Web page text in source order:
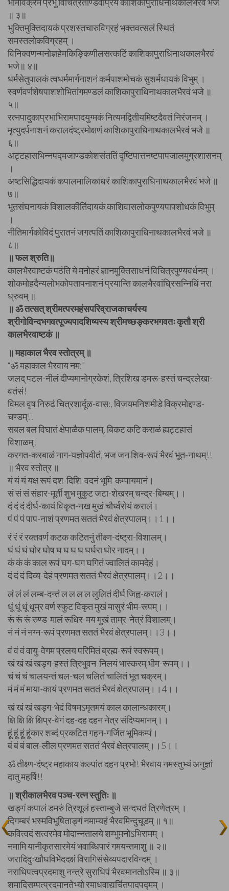
॥ ३॥
भुक्तिमुक्तिदायकं प्रशस्तचारुविग्रहं भक्तवत्सलं स्थितं
समस्तलोकविग्रहम् ।
विनिक्वणन्मनोज्ञहेमकिङ्किणीलसत्कटिं काशिकापुराधिनाथकालभैरवं
भजे॥ ४॥
धर्मसेतुपालकं त्वधर्ममार्गनाशनं कर्मपाशमोचकं सुशर्मधायकं विभुम् ।
स्वर्णवर्णशेषपाशशोभितांगमण्डलं काशिकापुराधिनाथकालभैरवं भजे ॥
५॥
रत्नपादुकाप्रभाभिरामपादयुग्मकं नित्यमद्वितीयमिष्टदैवतं निरंजनम् ।
मृत्युदर्पनाशनं करालदंष्ट्रमोक्षणं काशिकापुराधिनाथकालभैरवं भजे ॥
६॥
अट्टहासभिन्नपद्मजाण्डकोशसंततिं दृष्टिपात्तनष्टपापजालमुग्रशासनम्
।
अष्टसिद्धिदायकं कपालमालिकाधरं काशिकापुराधिनाथकालभैरवं भजे ॥
७॥
भूतसंघनायकं विशालकीर्तिदायकं काशिवासलोकपुण्यपापशोधकं विभुम्
।
नीतिमार्गकोविदं पुरातनं जगत्पतिं काशिकापुराधिनाथकालभैरवं भजे ॥
८॥
॥ फल श्रुति॥
कालभैरवाष्टकं पठंति ये मनोहरं ज्ञानमुक्तिसाधनं विचित्रपुण्यवर्धनम् ।
शोकमोहदैन्यलोभकोपतापनाशनं प्रयान्ति कालभैरवांघ्रिसन्निधिं नरा
ध्रुवम् ॥
॥ ॐ तत्सत् श्रीमत्परमहंसपरिव्राजकाचर्यस्य
श्रीगोविन्दभगवत्पूज्यपादशिष्यस्य श्रीमच्छङ्करभगवतः कृतौ श्री
कालभैरवाष्टकं ॥
॥ महाकाल भैरव स्तोत्रम् ॥
“ॐ महाकाल भैरवाय नम:”
जलद् पटल-नीलं दीप्यमानोग्रकेशं, त्रिशिख डमरू-हस्तं चन्द्रलेखा-
वतंसं!
विमल वृष निरुढं चित्रशार्दूळ-वास:, विजयमनिशमीडे विक्रमोद्दण्ड-
चण्डम्!!
सबल बल विघातं क्षेपाळैक पालम्, बिकट कटि कराळं ह्यट्टहासं
विशाळम्!
करगत-करबाळं नाग-यज्ञोपवीतं, भज जन शिव-रूपं भैरवं भूत-नाथम्!!
॥ भैरव स्तोत्र ॥
यं यं यं यक्ष रूपं दश-दिशि-वदनं भूमि-कम्पायमानं।
सं सं सं संहार-मूर्ती शुभ मुकुट जटा-शेखरम् चन्द्र-बिम्बम्।।
दं दं दं दीर्घ-कायं विकृत-नख मुखं चौर्ध्वरोयं करालं।
पं पं पं पाप-नाशं प्रणमत सततं भैरवं क्षेत्रपालम्।।1।।
रं रं रं रक्तवर्ण कटक कटितनुं तीक्ष्ण-दंष्ट्रा-विशालम्।
घं घं घं घोर घोष घ घ घ घ घर्घरा घोर नादम्।।
कं कं कं काल रूपं घग-घग घगितं ज्वालितं कामदेहं।
दं दं दं दिव्य-देहं प्रणमत सततं भैरवं क्षेत्रपालम्।।2।।
लं लं लं लम्ब-दन्तं ल ल ल ल लुलितं दीर्घ जिह्व-करालं।
धूं धूं धूं धूम्र वर्ण स्फुट विकृत मुखं मासुरं भीम-रूपम्।।
रूं रूं रूं रुण्ड-मालं रूधिर-मय मुखं ताम्र-नेत्रं विशालम्।
नं नं नं नग्न-रूपं प्रणमत सततं भैरवं क्षेत्रपालम्।।3।।
वं वं वं वायु-वेगम प्रलय परिमितं ब्रह्म-रूपं स्वरूपम्।
खं खं खं खड्ग-हस्तं त्रिभुवन-निलयं भास्करम् भीम-रूपम्।।
चं चं चं चालयन्तं चल-चल चलितं चालितं भूत चक्रम्।
मं मं मं माया-कायं प्रणमत सततं भैरवं क्षेत्रपालम्।।4।।
खं खं खं खड्ग-भेदं विषमऽमृतमयं काल कालान्धकारम्।
क्षि क्षि क्षि क्षिप्र-वेगं दह-दह दहन नेत्र संदिप्यमानम्।।
हूं हूं हूं हूंकार शब्दं प्रकटित गहन-गर्जित भूमिकम्पं।
बं बं बं बाल-लील प्रणमत सततं भैरवं क्षेत्रपालम्।।5।।
ॐ तीक्ष्ण-दंष्ट्र महाकाय कल्पांत दहन प्रभो! भैरवाय नमस्तुभ्यं अनुज्ञां
दातु महर्षि!!
॥ श्रीकालभैरव पञ्च-रत्न स्तुतिः ॥
खङ्गं कपालं डमरुं त्रिशूलं हस्ताम्बुजे सन्दधतं त्रिणेत्रम् ।
दिगम्बरं भस्मविभूषिताङ्गं नमाम्यहं भैरवमिन्दुचूडम् ॥ १॥
कवित्वदं सत्वरमेव मोदान्नतालये शम्भुमनोऽभिरामम् ।
नमामि यानीकृतसारमेयं भवाब्धिपारं गमयन्तमाशु ॥ २॥
जरादिदुःखौघविभेददक्षं विरागिसंसेव्यपदारविन्दम् ।
नराधिपत्वप्रदमाशु नन्त्रे सुराधिपं भैरवमानतोऽस्मि ॥ ३॥
शमादिसम्पत्प्रदमानतेभ्यो रमाधवाद्यर्चितपादपद्मम् ।